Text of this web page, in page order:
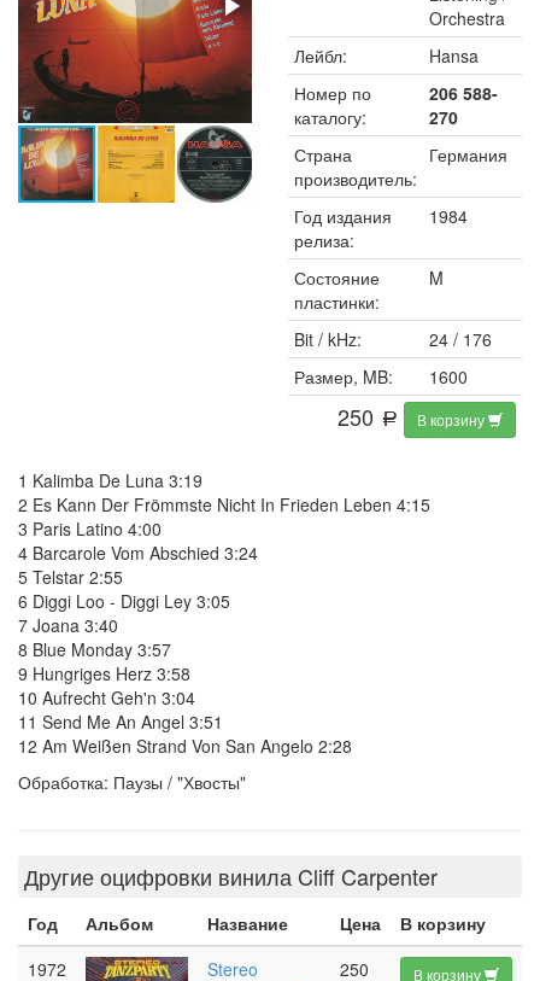
Orchestra
Лейбл:
Hansa
Номер по
каталогу:
206 588-
270
Страна
производитель:
Германия
Год издания
релиза:
1984
Состояние
пластинки:
M
Bit / kHz:
24 / 176
Размер, MB:
1600
250 a В корзину
1 Kalimba De Luna 3:19
2 Es Kann Der Frömmste Nicht In Frieden Leben 4:15
3 Paris Latino 4:00
4 Barcarole Vom Abschied 3:24
5 Telstar 2:55
6 Diggi Loo - Diggi Ley 3:05
7 Joana 3:40
8 Blue Monday 3:57
9 Hungriges Herz 3:58
10 Aufrecht Geh'n 3:04
11 Send Me An Angel 3:51
12 Am Weißen Strand Von San Angelo 2:28
Обработка: Паузы / "Хвосты"
Другие оцифровки винила Cliff Carpenter
Год Альбом Название Цена
В корзину
1972
Stereo
250 В корзину